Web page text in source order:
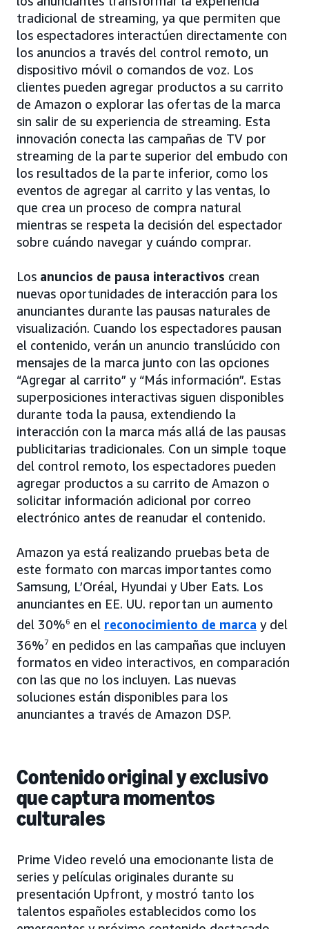
tradicional de streaming, ya que permiten que
los espectadores interactúen directamente con
los anuncios a través del control remoto, un
dispositivo móvil o comandos de voz. Los
clientes pueden agregar productos a su carrito
de Amazon o explorar las ofertas de la marca
sin salir de su experiencia de streaming. Esta
innovación conecta las campañas de TV por
streaming de la parte superior del embudo con
los resultados de la parte inferior, como los
eventos de agregar al carrito y las ventas, lo
que crea un proceso de compra natural
mientras se respeta la decisión del espectador
sobre cuándo navegar y cuándo comprar.
Los anuncios de pausa interactivos crean
nuevas oportunidades de interacción para los
anunciantes durante las pausas naturales de
visualización. Cuando los espectadores pausan
el contenido, verán un anuncio translúcido con
mensajes de la marca junto con las opciones
“Agregar al carrito” y “Más información”. Estas
superposiciones interactivas siguen disponibles
durante toda la pausa, extendiendo la
interacción con la marca más allá de las pausas
publicitarias tradicionales. Con un simple toque
del control remoto, los espectadores pueden
agregar productos a su carrito de Amazon o
solicitar información adicional por correo
electrónico antes de reanudar el contenido.
Amazon ya está realizando pruebas beta de
este formato con marcas importantes como
Samsung, L’Oréal, Hyundai y Uber Eats. Los
anunciantes en EE. UU. reportan un aumento
del 30%6 en el reconocimiento de marca y del
36%7 en pedidos en las campañas que incluyen
formatos en video interactivos, en comparación
con las que no los incluyen. Las nuevas
soluciones están disponibles para los
anunciantes a través de Amazon DSP.
Contenido original y exclusivo
que captura momentos
culturales
Prime Video reveló una emocionante lista de
series y películas originales durante su
presentación Upfront, y mostró tanto los
talentos españoles establecidos como los